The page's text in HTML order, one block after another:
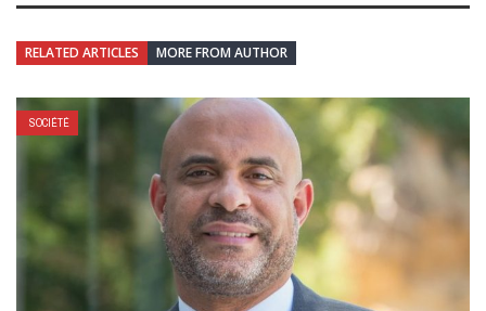
RELATED ARTICLES MORE FROM AUTHOR
SOCIÉTÉ